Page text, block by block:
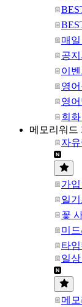
매
공
이벤
영
영
회
메모리워드
자
가
일기
꽃
미
타
일
메